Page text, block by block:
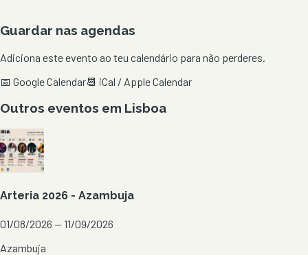
Guardar nas agendas
Adiciona este evento ao teu calendário para não perderes.
📅 Google Calendar📆 iCal / Apple Calendar
Outros eventos em Lisboa
Arteria 2026 - Azambuja
01/08/2026 — 11/09/2026
Azambuja